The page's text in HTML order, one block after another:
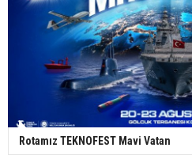
Rotamız TEKNOFEST Mavi Vatan